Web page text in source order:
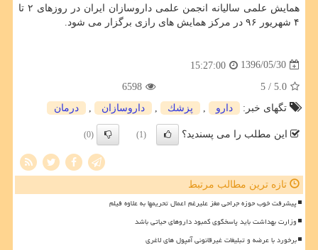
همایش علمی سالیانه انجمن علمی داروسازان ایران در روزهای ۲ تا
۴ شهریور ۹۶ در مركز همایش های رازی برگزار می شود.
1396/05/30
15:27:00
5.0
/ 5
6598
تگهای خبر:
دارو پزشك داروسازان درمان
این مطلب را می پسندید؟ (1)
(0)
تازه ترین مطالب مرتبط
پیشرفت خوب حوزه جراحی مغز علیرغم اعمال تحریمها به علاوه فیلم
وزارت بهداشت باید پاسخگوی کمبود داروهای حیاتی باشد
برخورد با عرضه و تبلیغات غیرقانونی آمپول های لاغری